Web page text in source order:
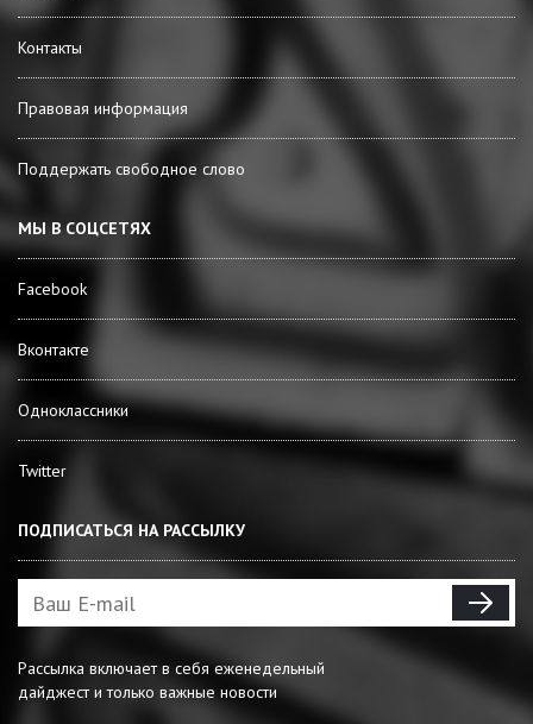
Контакты
Правовая информация
Поддержать свободное слово
МЫ В СОЦСЕТЯХ
Facebook
Вконтакте
Одноклассники
Twitter
ПОДПИСАТЬСЯ НА РАССЫЛКУ
Рассылка включает в себя еженедельный
дайджест и только важные новости